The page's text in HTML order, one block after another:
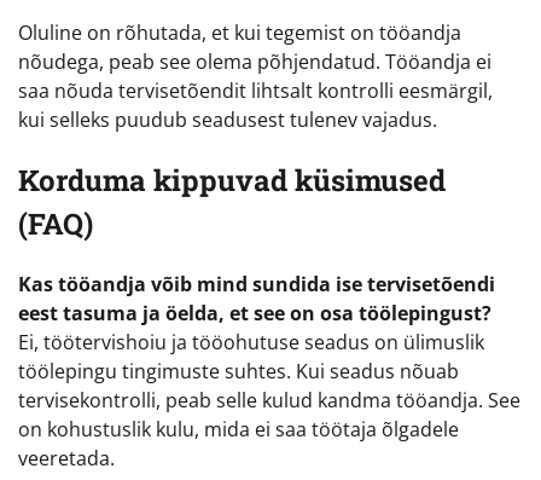
Oluline on rõhutada, et kui tegemist on tööandja
nõudega, peab see olema põhjendatud. Tööandja ei
saa nõuda tervisetõendit lihtsalt kontrolli eesmärgil,
kui selleks puudub seadusest tulenev vajadus.
Korduma kippuvad küsimused
(FAQ)
Kas tööandja võib mind sundida ise tervisetõendi
eest tasuma ja öelda, et see on osa töölepingust?
Ei, töötervishoiu ja tööohutuse seadus on ülimuslik
töölepingu tingimuste suhtes. Kui seadus nõuab
tervisekontrolli, peab selle kulud kandma tööandja. See
on kohustuslik kulu, mida ei saa töötaja õlgadele
veeretada.